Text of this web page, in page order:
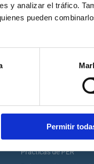
y analizar el tráfico.
pueden
Permitir
Prácticas de
Prácticas de PER